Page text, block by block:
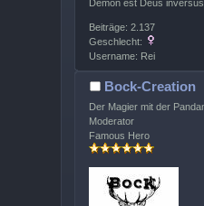
Demon est Deus inversus
Beiträge: 2.137
Geschlecht:
Username: Rei
Bock-Creation
Der Magier mit der
Moderator
Famous Hero